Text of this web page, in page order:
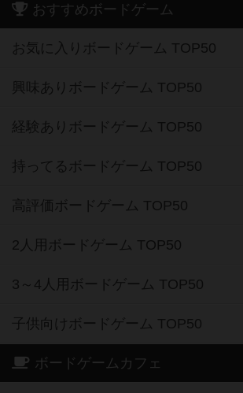
おすすめボードゲーム
お気に入りボードゲーム TOP50
興味ありボードゲーム TOP50
経験ありボードゲーム TOP50
持ってるボードゲーム TOP50
高評価ボードゲーム TOP50
2人用ボードゲーム TOP50
3～4人用ボードゲーム TOP50
子供向けボードゲーム TOP50
ボードゲームカフェ